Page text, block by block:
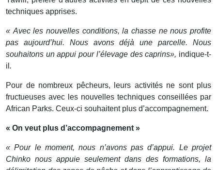
techniques apprises.
« Avec les nouvelles conditions, la chasse ne nous profite
pas aujourd’hui. Nous avons déjà une parcelle. Nous
souhaitons un appui pour l’élevage des caprins», indique-t-
il .
Pour de nombreux pêcheurs, leurs activités ne sont plus
fructueuses avec les nouvelles techniques conseillées par
African Parks. Ceux-ci souhaitent plus d’accompagnement.
« On veut plus d’accompagnement »
« Pour le moment, nous n’avons pas d’appui. Le projet
Chinko nous appuie seulement dans des formations, la